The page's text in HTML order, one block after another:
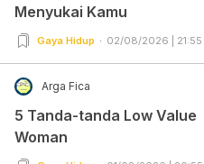
Menyukai Kamu
Gaya Hidup 02/08/2026 | 21:55
Arga Fica
5 Tanda-tanda Low Value
Woman